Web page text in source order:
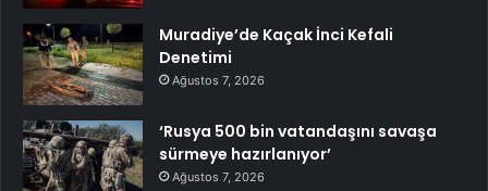
Muradiye’de Kaçak İnci Kefali
Denetimi
Ağustos 7, 2026
‘Rusya 500 bin vatandaşını savaşa
sürmeye hazırlanıyor’
Ağustos 7, 2026